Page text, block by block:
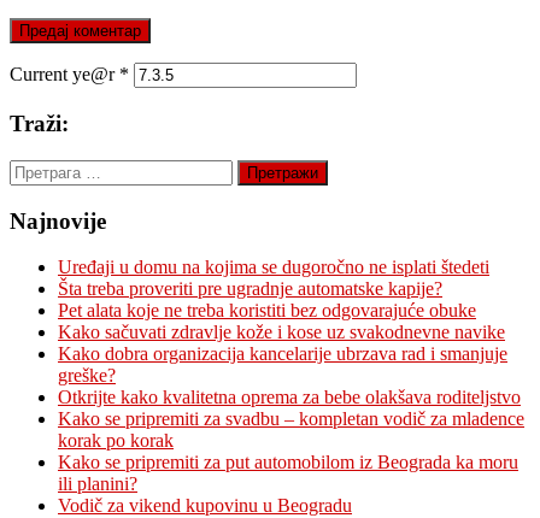
Current ye@r *
Traži:
Претрага
за:
Najnovije
Uređaji u domu na kojima se dugoročno ne isplati štedeti
Šta treba proveriti pre ugradnje automatske kapije?
Pet alata koje ne treba koristiti bez odgovarajuće obuke
Kako sačuvati zdravlje kože i kose uz svakodnevne navike
Kako dobra organizacija kancelarije ubrzava rad i smanjuje
greške?
Otkrijte kako kvalitetna oprema za bebe olakšava roditeljstvo
Kako se pripremiti za svadbu – kompletan vodič za mladence
korak po korak
Kako se pripremiti za put automobilom iz Beograda ka moru
ili planini?
Vodič za vikend kupovinu u Beogradu